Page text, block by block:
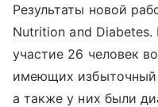
Результаты новой
Nutrition and Diabetes.
участие 26 человек
имеющих
а также у них были